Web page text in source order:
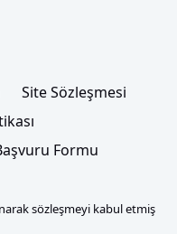
Site Sözleşmesi
Formu
sözleşmeyi kabul etmiş